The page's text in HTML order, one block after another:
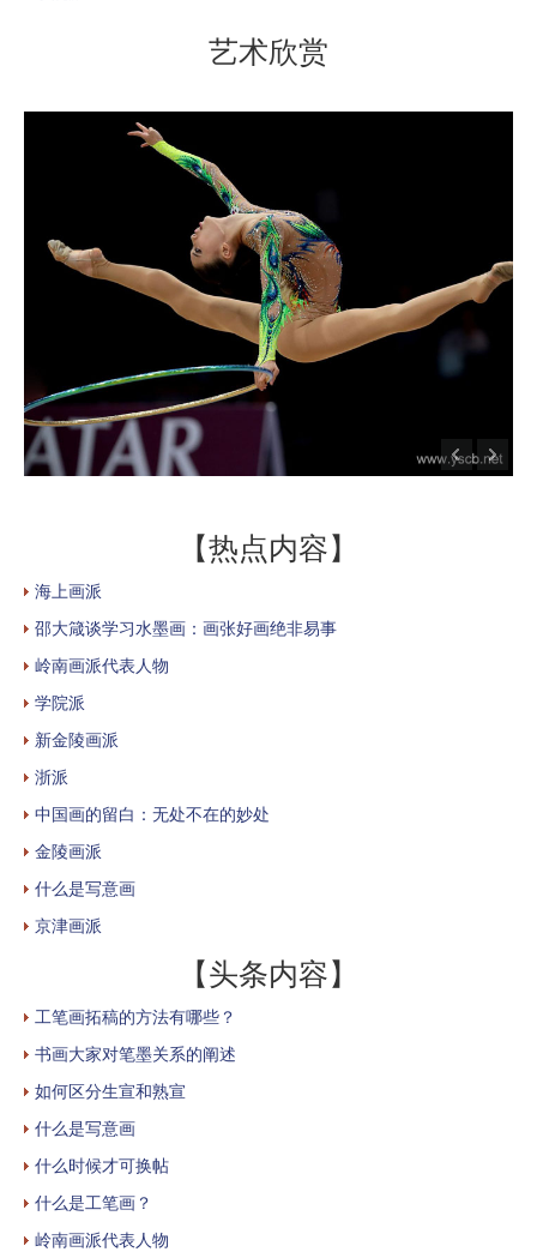
艺术欣赏
【热点内容】
海上画派
邵大箴谈学习水墨画：画张好画绝非易事
岭南画派代表人物
学院派
新金陵画派
浙派
中国画的留白：无处不在的妙处
金陵画派
什么是写意画
京津画派
【头条内容】
工笔画拓稿的方法有哪些？
书画大家对笔墨关系的阐述
如何区分生宣和熟宣
什么是写意画
什么时候才可换帖
什么是工笔画？
岭南画派代表人物